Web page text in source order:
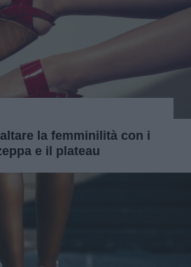
la femminilità con i
e il plateau